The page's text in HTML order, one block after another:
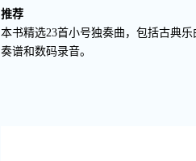
推荐
本书精选23首小号独奏曲，包括古典
奏谱和数码录音。